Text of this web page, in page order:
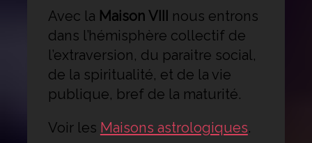
Avec la Maison VIII
nous entrons
dans l’hémisphère collectif de
l’extraversion, du paraitre social,
de la spiritualité, et de la vie
publique, bref de la maturité.
Voir les Maisons astrologiques.